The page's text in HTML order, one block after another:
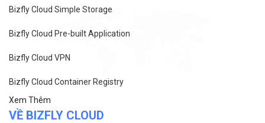
Bizfly Cloud Simple Storage
Bizfly Cloud Pre-built Application
Bizfly Cloud VPN
Bizfly Cloud Container Registry
Xem Thêm
VỀ BIZFLY CLOUD